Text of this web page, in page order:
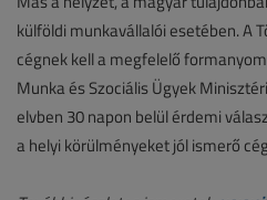
külföldi munkavállalói esetében. A
cégnek kell a megfelelő
Munka és Szociális Ügyek
elvben 30 napon belül érdemi
a helyi körülményeket jól ismerő